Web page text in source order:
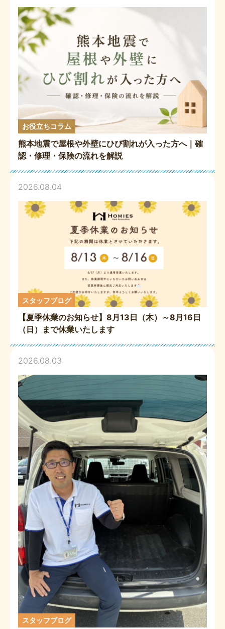
お役立ちコラム
熊本地震で屋根や外壁にひび割れが入った方へ｜確
認・修理・保険の流れを解説
2026.08.04
スタッフブログ
【夏季休業のお知らせ】8月13日（木）～8月16日
（日）まで休業いたします
2026.08.03
スタッフブログ